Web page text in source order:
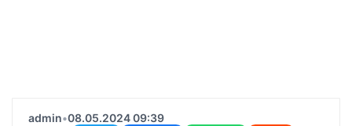
admin•08.05.2024 09:39